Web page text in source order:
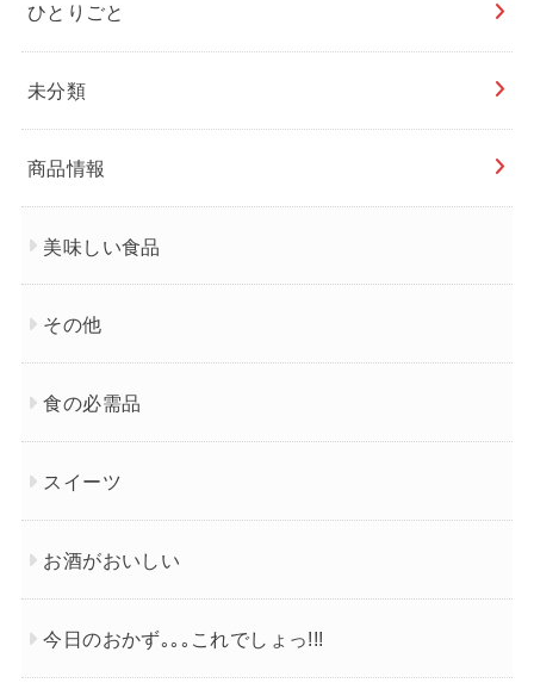
ひとりごと
未分類
商品情報
美味しい食品
その他
食の必需品
スイーツ
お酒がおいしい
今日のおかず｡｡｡これでしょっ!!!